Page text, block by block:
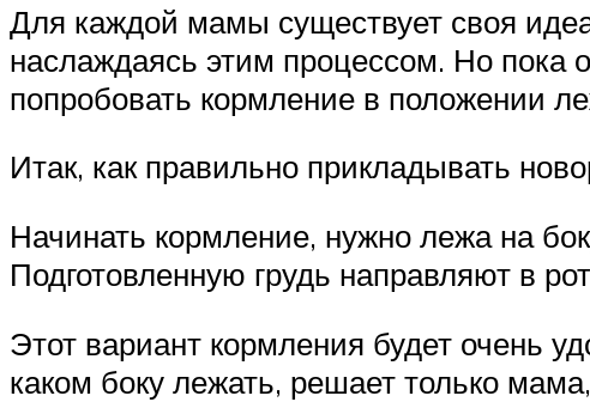
Для каждой мамы существует своя
наслаждаясь этим процессом. Но пока
попробовать кормление в положении
Итак, как правильно прикладывать
Начинать кормление, нужно лежа на
Подготовленную грудь направляют в
Этот вариант кормления будет очень
каком боку лежать, решает только